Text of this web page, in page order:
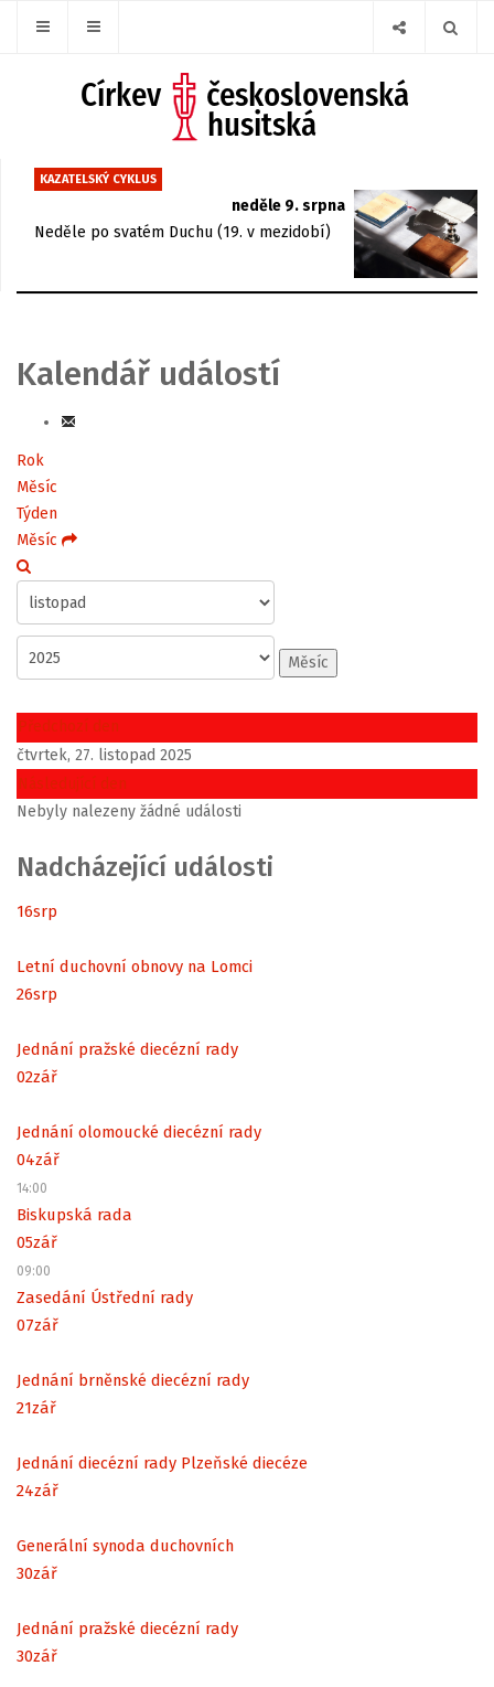
KAZATELSKÝ CYKLUS
neděle 9. srpna
Neděle po svatém Duchu (19. v mezidobí)
Kalendář událostí
Rok
Měsíc
Týden
Měsíc
Měsíc
Předchozí den
čtvrtek, 27. listopad 2025
Následující den
Nebyly nalezeny žádné události
Nadcházející události
16srp
Letní duchovní obnovy na Lomci
26srp
Jednání pražské diecézní rady
02zář
Jednání olomoucké diecézní rady
04zář
14:00
Biskupská rada
05zář
09:00
Zasedání Ústřední rady
07zář
Jednání brněnské diecézní rady
21zář
Jednání diecézní rady Plzeňské diecéze
24zář
Generální synoda duchovních
30zář
Jednání pražské diecézní rady
30zář